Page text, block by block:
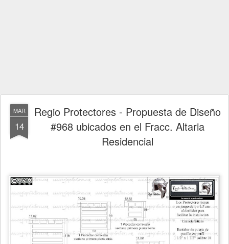
MAR
14
Regio Protectores - Propuesta de Diseño
#968 ubicados en el Fracc. Altaria
Residencial